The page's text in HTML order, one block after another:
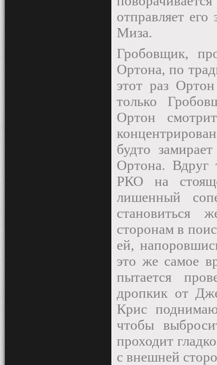
отправляет
Миза.
Гробовщик,
Ортона, по
этот раз
только
Ортон
будто
Ортона. Вдруг
РКО на
лишенный
становиться
сторонам в
ей,
это же самое
пытается
дропкик от
Крис
чтобы
проходит
с внешней